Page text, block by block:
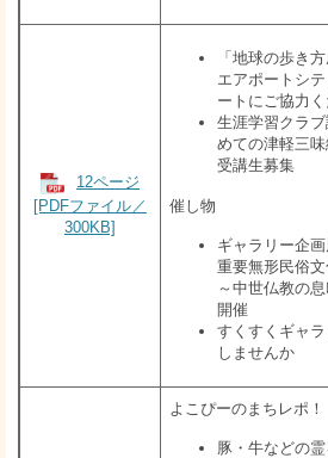
12ページ
[PDFファイル／
300KB]
「地球の歩き
エアポートシ
ートにご協力く
生涯学習クラ
めての津軽三味
受講生募集
催し物
ギャラリー企
重要無形民俗
～中世仏教の
開催
すくすくギャ
しませんか
​よこぴーのまちレポ！
豚・牛などの